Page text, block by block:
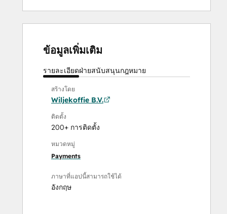
ข้อมูลเพิ่มเติม
รายละเอียดฝ่ายสนับสนุนกฎหมาย
สร้างโดย
Wiljekoffie B.V.
ติดตั้ง
200+ การติดตั้ง
หมวดหมู่
Payments
ภาษาที่แอปนี้สามารถใช้ได้
อังกฤษ